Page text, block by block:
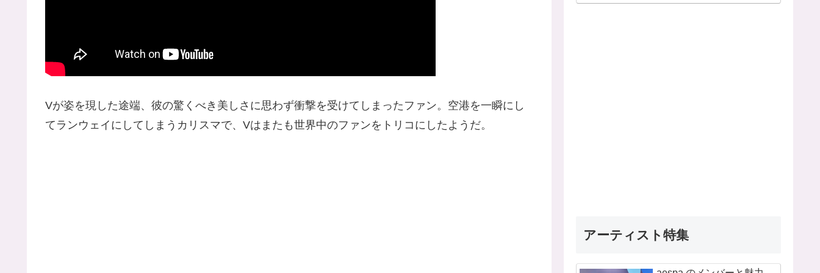
Vが姿を現した途端、彼の驚くべき美しさに思わず衝撃を受けてしまったファン。空港を一瞬にし
てランウェイにしてしまうカリスマで、Vはまたも世界中のファンをトリコにしたようだ。
アーティスト特集